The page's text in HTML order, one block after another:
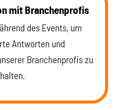
mit Branchenprofis
des Events, um
Antworten und
Branchenprofis zu